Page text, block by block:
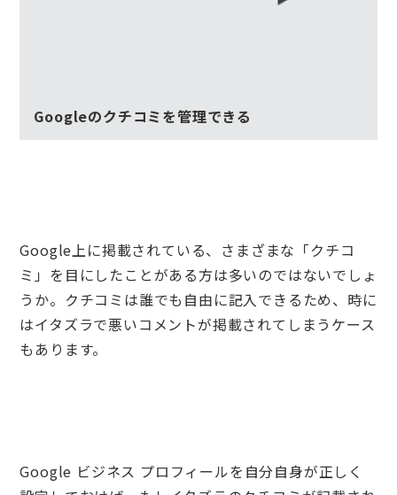
Googleのクチコミを管理できる
Google上に掲載されている、さまざまな「クチコ
ミ」を目にしたことがある方は多いのではないでしょ
うか。クチコミは誰でも自由に記入できるため、時に
はイタズラで悪いコメントが掲載されてしまうケース
もあります。
Google ビジネス プロフィールを自分自身が正しく